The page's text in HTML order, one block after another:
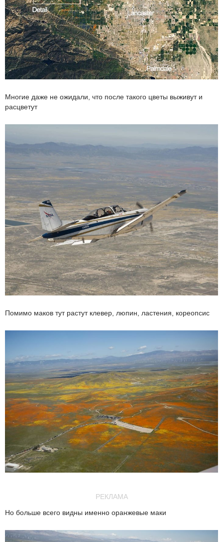
Многие даже не ожидали, что после такого цветы выживут и
расцветут
Помимо маков тут растут клевер, люпин, ластения, кореопсис
РЕКЛАМА
Но больше всего видны именно оранжевые маки